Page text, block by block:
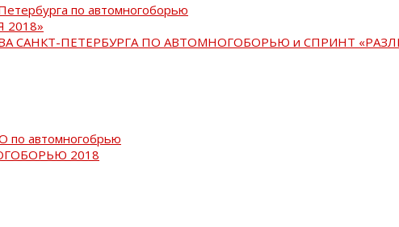
по автомногоборью
САНКТ-ПЕТЕРБУРГА ПО АВТОМНОГОБОРЬЮ и СПРИНТ
по автомногобрью
2018